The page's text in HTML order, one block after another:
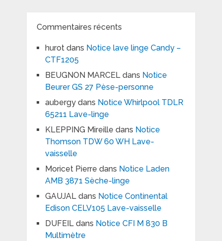
Commentaires récents
hurotdans Notice lave linge Candy –
CTF1205
BEUGNON MARCELdans Notice
Beurer GS 27 Pèse-personne
aubergydans Notice Whirlpool TDLR
65211 Lave-linge
KLEPPING Mireille dans Notice
Thomson TDW 60 WH Lave-
vaisselle
Moricet Pierre dans Notice Laden
AMB 3871 Sèche-linge
GAUJALdans Notice Continental
Edison CELV105 Lave-vaisselle
DUFEILdans Notice CFI M 830 B
Multimètre